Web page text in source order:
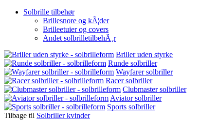
Solbrille tilbehør
Brillesnore og kÃ¦der
Brilleetuier og covers
Andet solbrilletilbehÃ¸r
Briller uden styrke
Runde solbriller
Wayfarer solbriller
Racer solbriller
Clubmaster solbriller
Aviator solbriller
Sports solbriller
Tilbage til Solbriller kvinder